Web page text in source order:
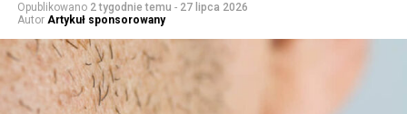
Opublikowano 2 tygodnie temu - 27 lipca 2026
Autor Artykuł sponsorowany